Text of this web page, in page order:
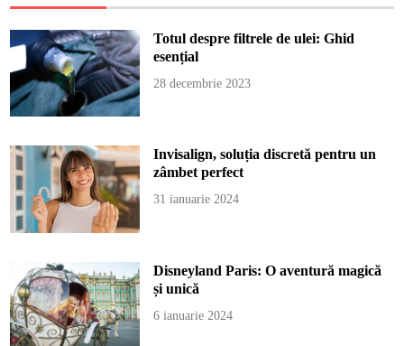
Totul despre filtrele de ulei: Ghid
esențial
28 decembrie 2023
Invisalign, soluția discretă pentru un
zâmbet perfect
31 ianuarie 2024
Disneyland Paris: O aventură magică
și unică
6 ianuarie 2024